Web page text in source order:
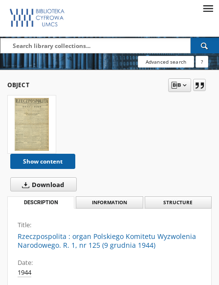
Advanced search ?
OBJECT
Show content
Download
DESCRIPTION INFORMATION STRUCTURE
Title:
Rzeczpospolita : organ Polskiego Komitetu Wyzwolenia
Narodowego. R. 1, nr 125 (9 grudnia 1944)
Date:
1944